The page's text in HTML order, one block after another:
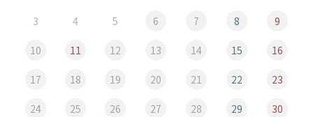
3 4 5 6 7 8 9
10 11 12 13 14 15 16
17 18 19 20 21 22 23
24 25 26 27 28 29 30